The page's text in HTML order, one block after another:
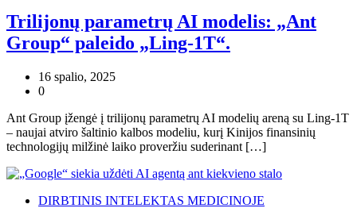
Trilijonų parametrų AI modelis: „Ant
Group“ paleido „Ling-1T“.
16 spalio, 2025
0
Ant Group įžengė į trilijonų parametrų AI modelių areną su Ling-1T
– naujai atviro šaltinio kalbos modeliu, kurį Kinijos finansinių
technologijų milžinė laiko proveržiu suderinant […]
DIRBTINIS INTELEKTAS MEDICINOJE